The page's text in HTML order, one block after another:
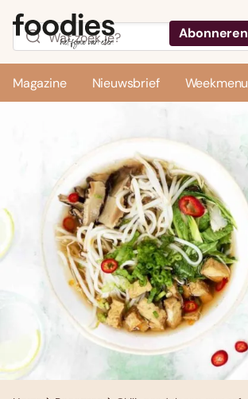
Abonneren
Magazine Nieuwsbrief Weekmenu